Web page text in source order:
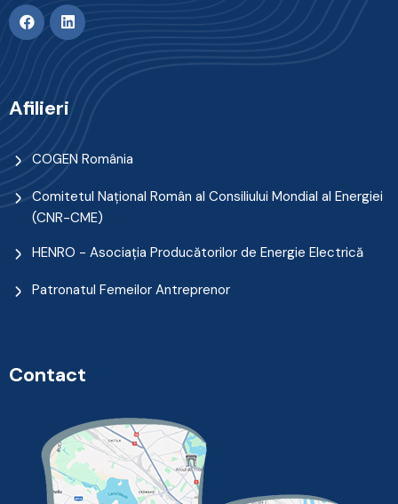
Afilieri
COGEN România
Comitetul Naţional Român al Consiliului Mondial al Energiei
(CNR-CME)
HENRO - Asociația Producătorilor de Energie Electrică
Patronatul Femeilor Antreprenor
Contact